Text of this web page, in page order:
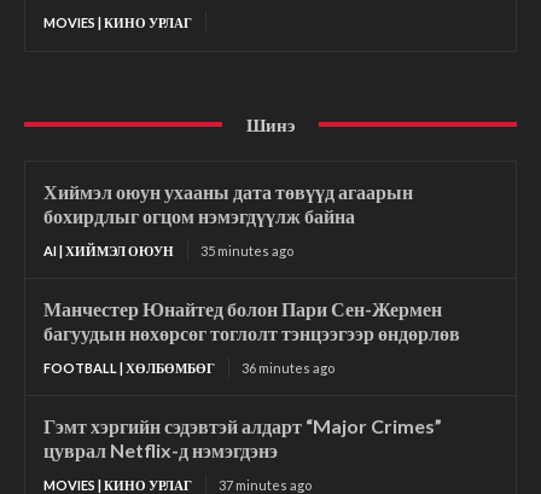
MOVIES | КИНО УРЛАГ
Шинэ
Хиймэл оюун ухааны дата төвүүд агаарын
бохирдлыг огцом нэмэгдүүлж байна
AI | ХИЙМЭЛ ОЮУН 35 minutes ago
Манчестер Юнайтед болон Пари Сен-Жермен
багуудын нөхөрсөг тоглолт тэнцээгээр өндөрлөв
FOOTBALL | ХӨЛБӨМБӨГ 36 minutes ago
Гэмт хэргийн сэдэвтэй алдарт “Major Crimes”
цуврал Netflix-д нэмэгдэнэ
MOVIES | КИНО УРЛАГ 37 minutes ago